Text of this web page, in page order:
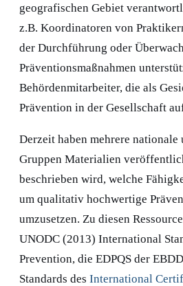
geografischen Gebiet
z.B. Koordinatoren von
der Durchführung oder
Präventionsmaßnahmen
Behördenmitarbeiter, die als
Prävention in der Gesellschaft
Derzeit haben mehrere
Gruppen Materialien
beschrieben wird, welche
um qualitativ hochwertige
umzusetzen. Zu diesen
UNODC (2013) International
Prevention, die EDPQS der
Standards des International